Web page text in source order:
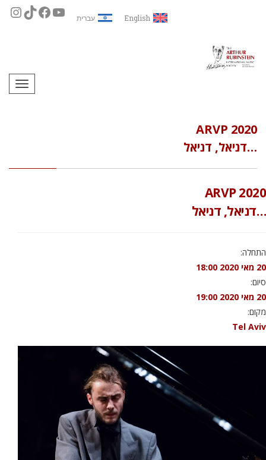
English עברית
ARVP 2020
…דניאל, דניאל
ARVP 2020
…דניאל, דניאל
התחלה:
20 מאי 2020 18:00
סיום:
20 מאי 2020 19:00
מקום:
Tel Aviv